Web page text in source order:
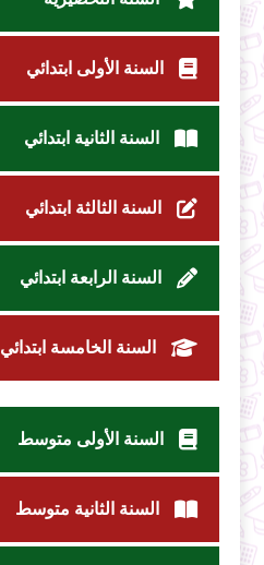
السنة الأولى ابتدائي
السنة الثانية ابتدائي
السنة الثالثة ابتدائي
السنة الرابعة ابتدائي
السنة الخامسة ابتدائي
السنة الأولى متوسط
السنة الثانية متوسط